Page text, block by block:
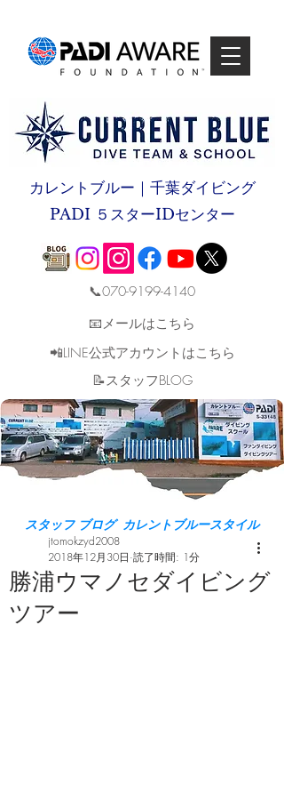
カレントブルー｜千葉ダイビング
PADI ５スターIDセンター
📞070-9199-4140
📧メールはこちら
📲LINE公式アカウントはこちら
​📝スタッフBLOG
スタッフ ブログ カレントブルースタイル
勝浦ウマノセダイビング
ツアー
jtomokzyd2008
2018年12月30日 読了時間: 1分